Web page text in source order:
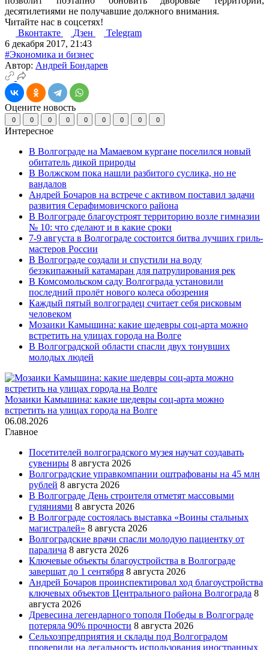
десятилетиями не получавшие должного внимания.
Читайте нас в соцсетях!
Вконтакте
Дзен
Telegram
6 декабря 2017, 21:43
#Экономика и бизнес
Автор: Андрей Бондарев
Оцените новость
0 0 0 0 0 0 0 0 0
Интересное
В Волгограде на Мамаевом кургане поселился новый
обитатель дикой природы
В Волжском пока нашли разбитого суслика, но не
вандалов
Андрей Бочаров на встрече с активом поставил задачи
развития Серафимовичского района
В Волгограде благоустроят территорию возле гимназии
№ 10: что сделают и в какие сроки
7-9 августа в Волгограде состоится битва лучших гриль-
мастеров России
В Волгограде создали и спустили на воду
безэкипажный катамаран для патрулирования рек
В Комсомольском саду Волгограда установили
последний пролёт нового колеса обозрения
Каждый пятый волгоградец считает себя рисковым
человеком
Мозаики Камышина: какие шедевры соц-арта можно
встретить на улицах города на Волге
В Волгоградской области спасли двух тонувших
молодых людей
Мозаики Камышина: какие шедевры соц-арта можно
встретить на улицах города на Волге
06.08.2026
Главное
Посетителей волгоградского музея научат создавать
сувениры 8 августа 2026
Волгоградские управкомпании оштрафованы на 45 млн
рублей 8 августа 2026
В Волгограде День строителя отметят массовыми
гуляниями 8 августа 2026
В Волгограде состоялась выставка «Воины стальных
магистралей» 8 августа 2026
Волгоградские врачи спасли молодую пациентку от
паралича 8 августа 2026
Ключевые объекты благоустройства в Волгограде
завершат до 1 сентября 8 августа 2026
Андрей Бочаров проинспектировал ход благоустройства
ключевых объектов Центрального района Волгограда 8
августа 2026
Древесина легендарного тополя Победы в Волгограде
потеряла 90% прочности 8 августа 2026
Сельхозпредприятия и склады под Волгоградом
проверили на легальность использования иностранных